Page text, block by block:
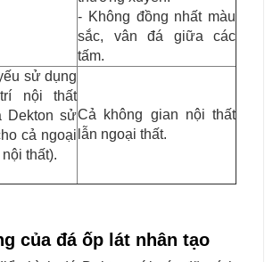
- Không đồng nhất màu
sắc, vân đá giữa các
tấm.
sử dụng
nội thất
Dekton sử
cả ngoại
thất).
Cả không gian nội thất
lẫn ngoại thất.
của đá ốp lát nhân tạo